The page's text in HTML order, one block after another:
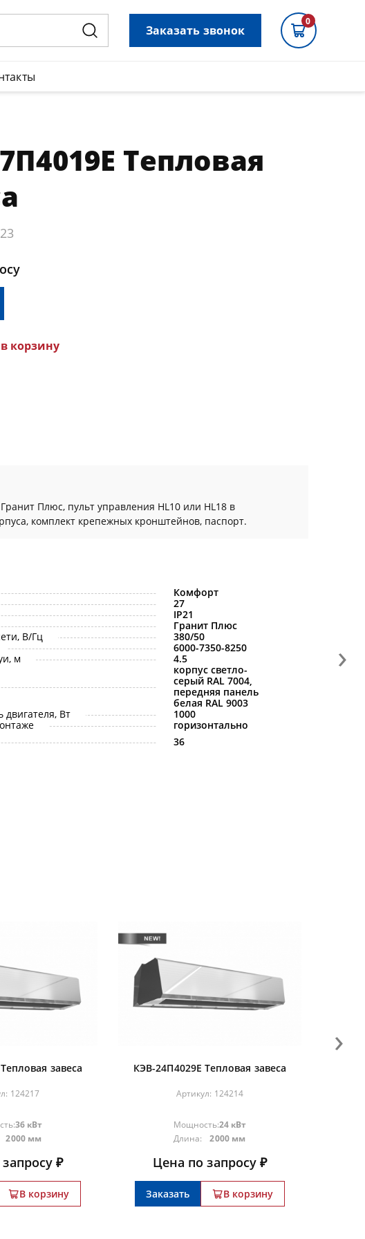
Заказать звонок
0
Тепловая
корзину
Плюс, пульт управления HL10 или HL18 в
комплект крепежных кронштейнов, паспорт.
Комфорт
27
IP21
Гранит Плюс
В/Гц
380/50
6000-7350-8250
м 4.5
корпус светло-
серый RAL 7004,
передняя панель
белая RAL 9003
Вт
1000
горизонтально
36
›
завеса
124217
36 кВт
2000 мм
₽
В корзину
КЭВ-24П4029Е Тепловая завеса
Артикул: 124214
Мощность:24 кВт
Длина:
2000 мм
Цена по запросу ₽
Заказать В корзину
›